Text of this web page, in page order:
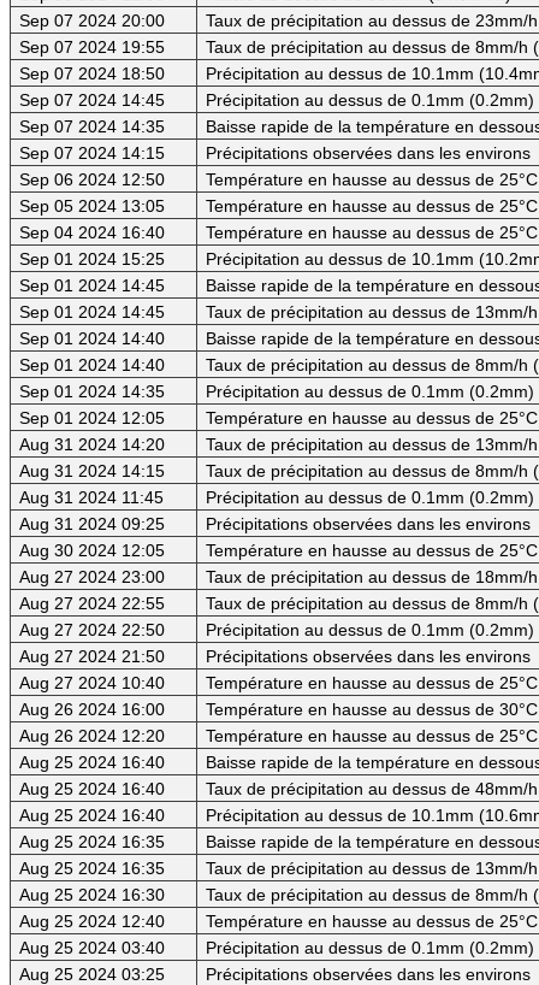
Sep 07 2024 20:00
Taux de précipitation au dessus de 23mm/
Sep 07 2024 19:55
Taux de précipitation au dessus de 8mm/h
Sep 07 2024 18:50
Précipitation au dessus de 10.1mm
Sep 07 2024 14:45
Précipitation au dessus de 0.1mm
Sep 07 2024 14:35
Baisse rapide de la température en
Sep 07 2024 14:15
Précipitations observées dans les environs
Sep 06 2024 12:50
Température en hausse au dessus de
Sep 05 2024 13:05
Température en hausse au dessus de
Sep 04 2024 16:40
Température en hausse au dessus de
Sep 01 2024 15:25
Précipitation au dessus de 10.1mm
Sep 01 2024 14:45
Baisse rapide de la température en
Sep 01 2024 14:45
Taux de précipitation au dessus de 13mm/
Sep 01 2024 14:40
Baisse rapide de la température en
Sep 01 2024 14:40
Taux de précipitation au dessus de 8mm/h
Sep 01 2024 14:35
Précipitation au dessus de 0.1mm (0.2mm)
Sep 01 2024 12:05
Température en hausse au dessus de
Aug 31 2024 14:20
Taux de précipitation au dessus de 13mm/
Aug 31 2024 14:15
Taux de précipitation au dessus de 8mm/h
Aug 31 2024 11:45
Précipitation au dessus de 0.1mm
Aug 31 2024 09:25
Précipitations observées dans les environs
Aug 30 2024 12:05
Température en hausse au dessus de
Aug 27 2024 23:00
Taux de précipitation au dessus de 18mm/
Aug 27 2024 22:55
Taux de précipitation au dessus de 8mm/h
Aug 27 2024 22:50
Précipitation au dessus de 0.1mm
Aug 27 2024 21:50
Précipitations observées dans les environs
Aug 27 2024 10:40
Température en hausse au dessus de
Aug 26 2024 16:00
Température en hausse au dessus de
Aug 26 2024 12:20
Température en hausse au dessus de
Aug 25 2024 16:40
Baisse rapide de la température en
Aug 25 2024 16:40
Taux de précipitation au dessus de 48mm/
Aug 25 2024 16:40
Précipitation au dessus de 10.1mm
Aug 25 2024 16:35
Baisse rapide de la température en
Aug 25 2024 16:35
Taux de précipitation au dessus de 13mm/
Aug 25 2024 16:30
Taux de précipitation au dessus de 8mm/h
Aug 25 2024 12:40
Température en hausse au dessus de
Aug 25 2024 03:40
Précipitation au dessus de 0.1mm
Aug 25 2024 03:25
Précipitations observées dans les environs